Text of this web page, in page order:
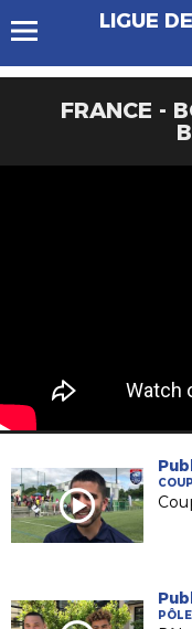
LIGUE
FRANCE -